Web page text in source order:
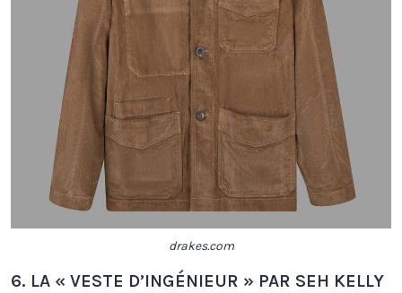
drakes.com
6. LA « VESTE D’INGÉNIEUR » PAR SEH KELLY